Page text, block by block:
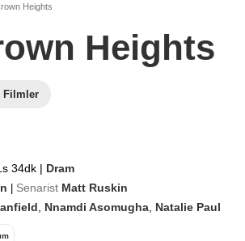
Heights
Heights
Filmler
34dk | Dram
Senarist Matt Ruskin
Nnamdi Asomugha Natalie Paul